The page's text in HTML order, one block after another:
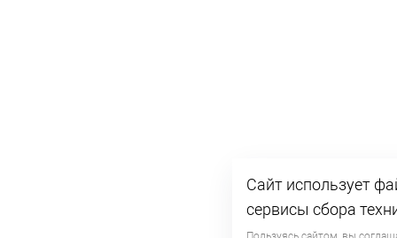
Сайт использует
сервисы сбора